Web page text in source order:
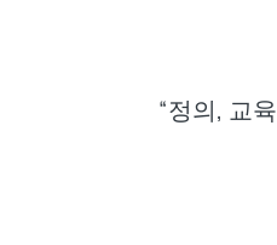
“정의, 교